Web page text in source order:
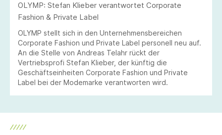
OLYMP: Stefan Klieber verantwortet Corporate
Fashion & Private Label
OLYMP stellt sich in den Unternehmensbereichen
Corporate Fashion und Private Label personell neu auf.
An die Stelle von Andreas Telahr rückt der
Vertriebsprofi Stefan Klieber, der künftig die
Geschäftseinheiten Corporate Fashion und Private
Label bei der Modemarke verantworten wird.